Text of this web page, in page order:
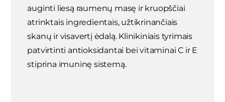
auginti liesą raumenų masę ir kruopščiai
atrinktais ingredientais, užtikrinančiais
skanų ir visavertį ėdalą. Klinikiniais tyrimais
patvirtinti antioksidantai bei vitaminai C ir E
stiprina imuninę sistemą.